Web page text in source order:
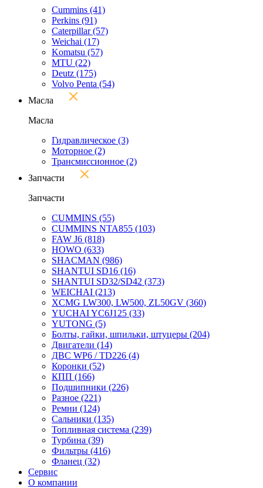
Cummins (41)
Perkins (91)
Caterpillar(57)
Weichai (17)
Komatsu (57)
MTU (22)
Deutz (175)
Volvo Penta (54)
Масла
Масла
Гидравлическое (3)
Моторное (2)
Трансмиссионное (2)
Запчасти
Запчасти
CUMMINS (55)
CUMMINS NTA855 (103)
FAW J6 (818)
HOWO (633)
SHACMAN (986)
SHANTUI SD16 (16)
SHANTUI SD32/SD42 (373)
WEICHAI (213)
XCMG LW300, LW500, ZL50GV (360)
YUCHAI YC6J125 (33)
YUTONG (5)
Болты, гайки, шпильки, штуцеры (204)
Двигатели (14)
ДВС WP6 / TD226 (4)
Коронки (52)
КПП (166)
Подшипники (226)
Разное (221)
Ремни (124)
Сальники (135)
Топливная система (239)
Турбина (39)
Фильтры (416)
Фланец (32)
Сервис
О компании